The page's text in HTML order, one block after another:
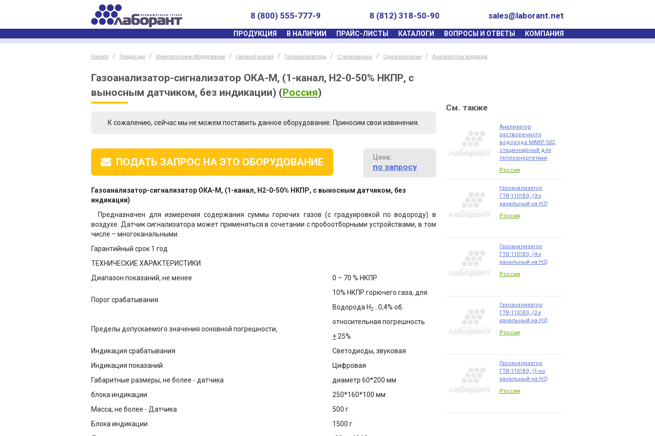
sales@laborant.net
8 (812) 318-50-90
8 (800) 555-777-9
ПРОДУКЦИЯ В НАЛИЧИИ ПРАЙС-ЛИСТЫ КАТАЛОГИ ВОПРОСЫ И ОТВЕТЫ КОМПАНИЯ
Начало Продукция Измерительное оборудование Газовый анализ Газоанализаторы Стационарные Одноканальные Анализаторы водорода
Газоанализатор-сигнализатор ОКА-М, (1-канал, Н2-0-50% НКПР, с
выносным датчиком, без индикации) (Россия)
К сожалению, сейчас мы не можем поставить данное оборудование. Приносим свои извинения.
ПОДАТЬ ЗАПРОС НА ЭТО ОБОРУДОВАНИЕ Цена:
по запросу
Газоанализатор-сигнализатор ОКА-М, (1-канал, Н2-0-50% НКПР, с выносным датчиком, без
индикации)
Предназначен для измерения содержания суммы горючих газов (с градуировкой по водороду) в
воздухе. Датчик сигнализатора может применяться в сочетании с пробоотборными устройствами, в том
числе – многоканальными.
Гарантийный срок 1 год
ТЕХНИЧЕСКИЕ ХАРАКТЕРИСТИКИ
Диапазон показаний, не менее
0 – 70 % НКПР
Порог срабатывания
10% НКПР горючего газа, для
Водорода Н2 - 0,4% об.
Пределы допускаемого значения основной погрешности,
относительная погрешность
+25%
Индикация срабатывания
Светодиоды, звуковая
Индикация показаний
Цифровая
Габаритные размеры, не более - датчика
блока индикации
диаметр 60*200 мм
250*160*100 мм
Масса, не более - Датчика
Блока индикации
500 г
1500 г
См. также
Анализатор
растворенного
водорода МАВР-502,
стационарный для
теплоэнергетики
Россия
Газоанализатор
ГТВ-1101ВЗ, (3-х
канальный на Н2)
Россия
Газоанализатор
ГТВ-1101ВЗ, (4-х
канальный на Н2)
Россия
Газоанализатор
ГТВ-1101ВЗ, (2-х
канальный на Н2)
Россия
Газоанализатор
ГТВ-1101ВЗ, (1-но
канальный на Н2)
Россия